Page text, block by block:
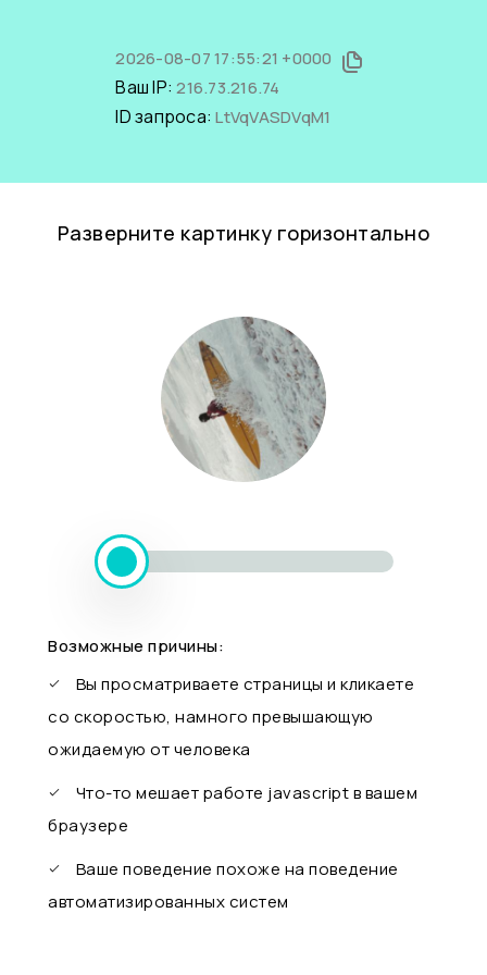
2026-08-07 17:55:21 +0000
Ваш IP:216.73.216.74
ID запроса:LtVqVASDVqM1
Разверните картинку горизонтально
Возможные причины:
Вы просматриваете страницы и кликаете
со скоростью, намного превышающую
ожидаемую от человека
Что-то мешает работе javascript в вашем
браузере
Ваше поведение похоже на поведение
автоматизированных систем